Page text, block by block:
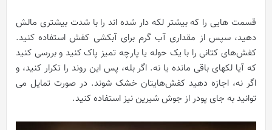
قسمت هایی را که بیشتر لکه دار شده اند را با شدت بیشتری مالش
دهید، سپس از مقداری آب گرم برای آبکشی کفش استفاده کنید.
کفش‌های کتانی را با یک حوله یا پارچه تمیز پاک کنید و بررسی کنید
که آیا لکه­ای باقی مانده یا نه. اگر بله، پس این روند را تکرار کنید، و
اگر نه، اجازه دهید کفش‌هایتان خشک شوند. در صورت تمایل می
توانید به جای پودر از جوش شیرین نیز استفاده کنید.